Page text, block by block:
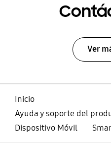
Ver
Inicio
Ayuda y soporte del
Dispositivo Móvil